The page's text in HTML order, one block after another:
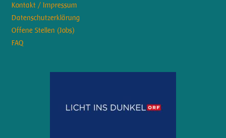
Kontakt / Impressum
Datenschutzerklärung
Offene Stellen (Jobs)
FAQ